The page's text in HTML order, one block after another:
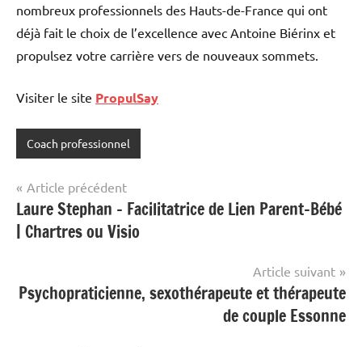
nombreux professionnels des Hauts-de-France qui ont
déjà fait le choix de l’excellence avec Antoine Biérinx et
propulsez votre carrière vers de nouveaux sommets.
Visiter le site PropulSay
Coach professionnel
Navigation
de
l’article
Article précédent
Laure Stephan – Facilitatrice de Lien Parent-Bébé
| Chartres ou Visio
Article suivant
Psychopraticienne, sexothérapeute et thérapeute
de couple Essonne